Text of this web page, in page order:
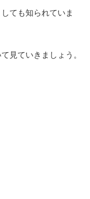
ても知られていま
見ていきましょう。